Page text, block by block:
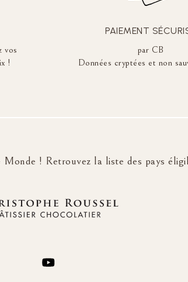
vos
!
PAIEMENT
par CB
Données cryptées et non
! Retrouvez la liste des pays